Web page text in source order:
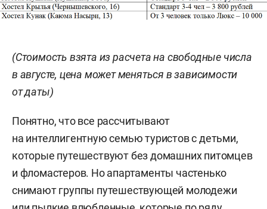
(Стоимость взята из расчета на свободные числа
в августе, цена может меняться в зависимости
от даты)
Понятно, что все рассчитывают
на интеллигентную семью туристов с детьми,
которые путешествуют без домашних питомцев
и фломастеров. Но апартаменты частенько
снимают группы путешествующей молодежи